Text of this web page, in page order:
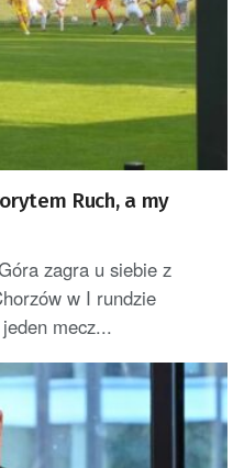
Ruch, a my
zagra u siebie z
w I rundzie
mecz...